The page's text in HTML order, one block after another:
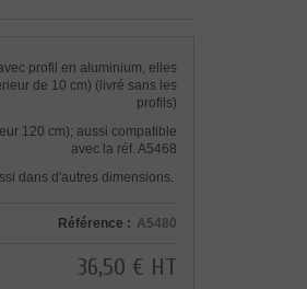
profil en aluminium, elles
de 10 cm) (livré sans les
profils)
120 cm); aussi compatible
avec la réf. A5468
dans d'autres dimensions.
Référence : A5480
36,50 € HT